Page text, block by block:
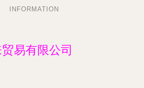
INFORMATION
易有限公司